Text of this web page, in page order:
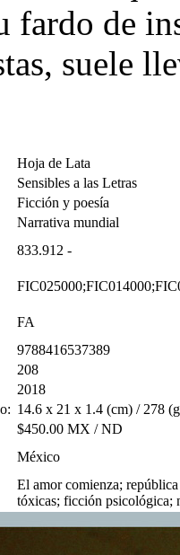
fardo de
suele
Hoja de Lata
Sensibles a las Letras
Ficción y poesía
Narrativa mundial
833.912 -
FA
9788416537389
208
2018
14.6 x 21 x 1.4 (cm) / 278
$450.00 MX / ND
México
El amor comienza;
tóxicas; ficción psicológica;